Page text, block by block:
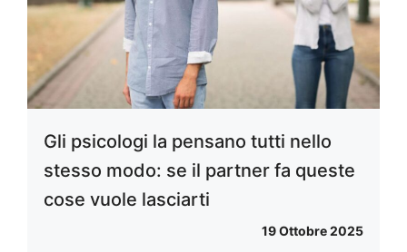
Gli psicologi la pensano tutti nello
stesso modo: se il partner fa queste
cose vuole lasciarti
19 Ottobre 2025